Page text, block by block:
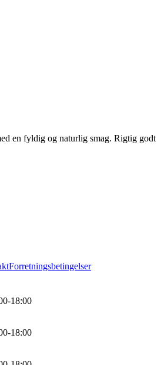
en fyldig og naturlig smag. Rigtig godt
Forretningsbetingelser
0-18:00
0-18:00